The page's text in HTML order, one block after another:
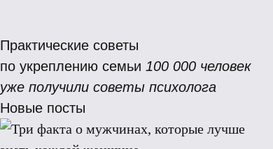
Практические советы
по укреплению семьи 100 000 человек
уже получили советы психолога
Новые посты